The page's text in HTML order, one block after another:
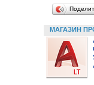
МАГАЗИН